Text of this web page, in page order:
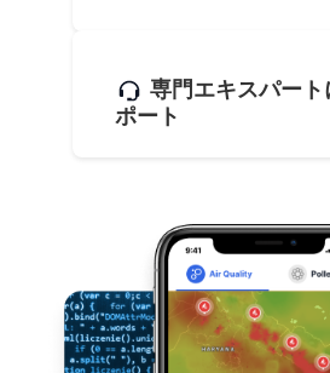
専門エキスパート
ポート